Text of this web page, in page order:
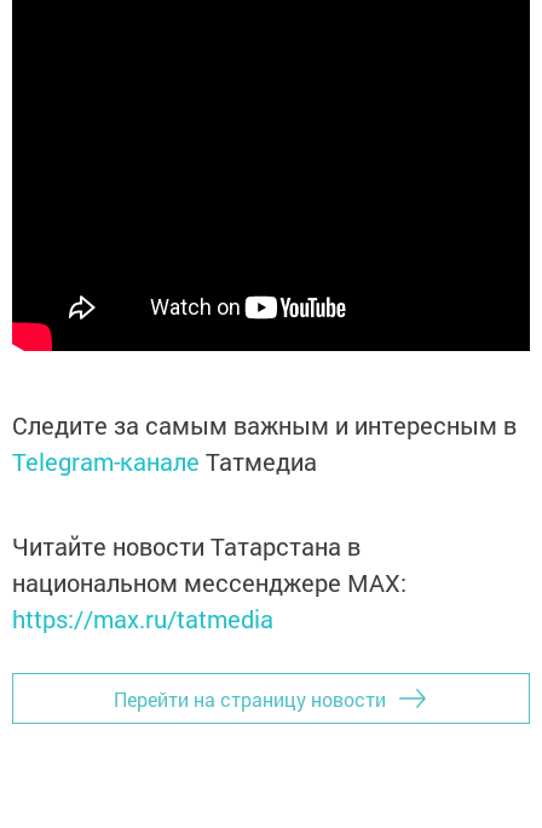
Следите за самым важным и интересным в
Telegram-канале Татмедиа
Читайте новости Татарстана в
национальном мессенджере MАХ:
https://max.ru/tatmedia
Перейти на страницу новости